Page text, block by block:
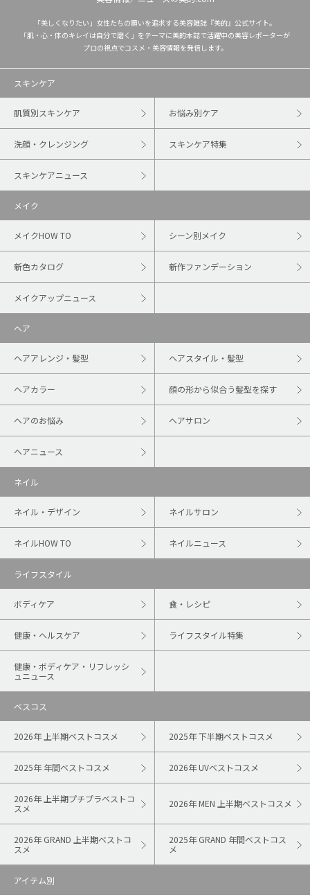
「美しくなりたい」女性たちの願いを追求する美容雑誌『美的』公式サイト。
「肌・心・体のキレイは自分で磨く」をテーマに美的本誌で活躍中の美容レポーターが
プロの視点でコスメ・美容情報を発信します。
スキンケア
肌質別スキンケア お悩み別ケア
洗顔・クレンジング スキンケア特集
スキンケアニュース
メイク
メイクHOW TO シーン別メイク
新色カタログ 新作ファンデーション
メイクアップニュース
ヘア
ヘアアレンジ・髪型 ヘアスタイル・髪型
ヘアカラー 顔の形から似合う髪型を探す
ヘアのお悩み ヘアサロン
ヘアニュース
ネイル
ネイル・デザイン ネイルサロン
ネイルHOW TO ネイルニュース
ライフスタイル
ボディケア 食・レシピ
健康・ヘルスケア ライフスタイル特集
健康・ボディケア・リフレッシ
ュニュース
ベスコス
2026年 上半期ベストコスメ 2025年 下半期ベストコスメ
2025年 年間ベストコスメ 2026年 UVベストコスメ
2026年 上半期プチプラベストコ
スメ
2026年 MEN 上半期ベストコスメ
2026年 GRAND 上半期ベストコ
スメ
2025年 GRAND 年間ベストコス
メ
アイテム別